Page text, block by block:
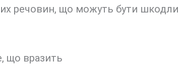
речовин, що можуть бути
що вразить